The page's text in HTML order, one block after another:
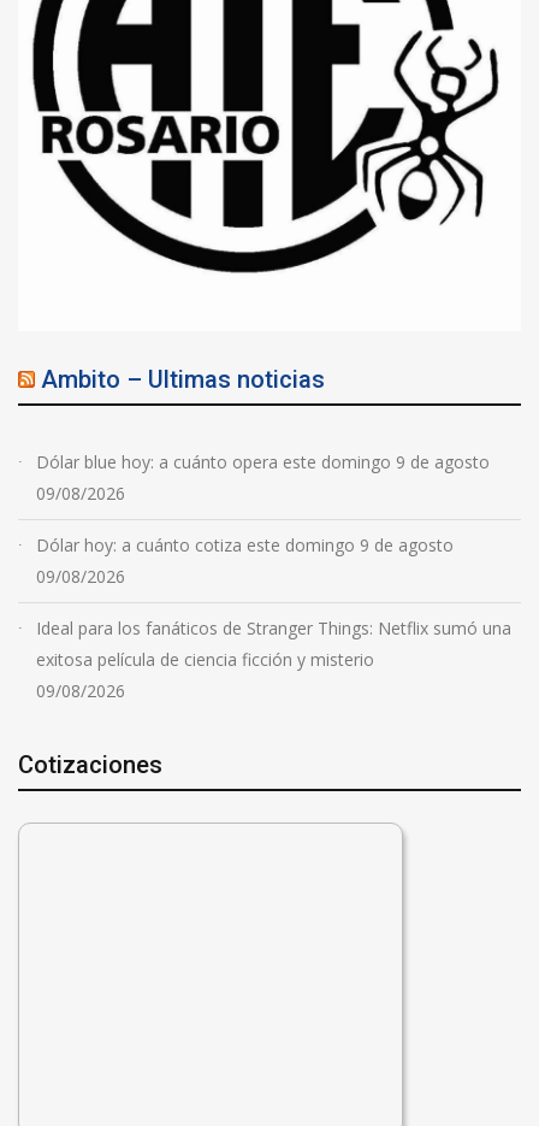
Ambito – Ultimas noticias
Dólar blue hoy: a cuánto opera este domingo 9 de agosto
09/08/2026
Dólar hoy: a cuánto cotiza este domingo 9 de agosto
09/08/2026
Ideal para los fanáticos de Stranger Things: Netflix sumó una
exitosa película de ciencia ficción y misterio
09/08/2026
Cotizaciones